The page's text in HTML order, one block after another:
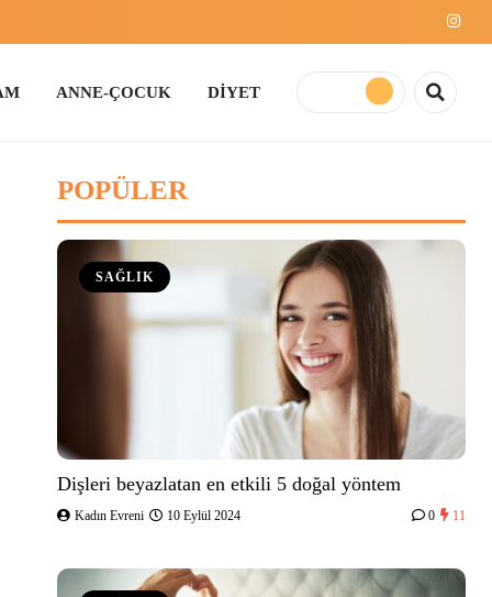
ÇOCUK DİYET
POPÜLER
SAĞLIK
Dişleri beyazlatan en etkili 5 doğal yöntem
Kadın Evreni 10 Eylül 2024 0 11